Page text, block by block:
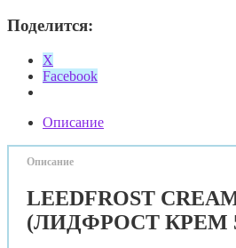
Поделится:
X
Facebook
Описание
Описание
LEEDFROST
(ЛИДФРОСТ КРЕМ